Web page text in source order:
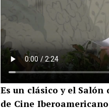
Es un clásico y el
de Cine